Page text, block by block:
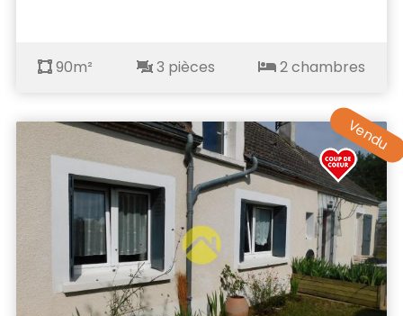
90m² 3 pièces 2 chambres
Vendu